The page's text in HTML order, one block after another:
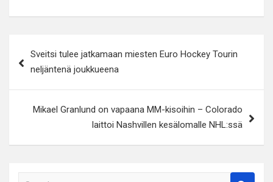
selaus
Sveitsi tulee jatkamaan miesten Euro Hockey Tourin
neljäntenä joukkueena
Mikael Granlund on vapaana MM-kisoihin – Colorado
laittoi Nashvillen kesälomalle NHL:ssä